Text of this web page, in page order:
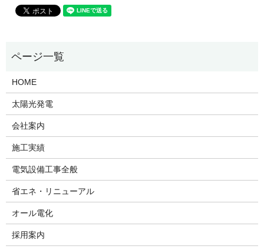
HOME
太陽光発電
会社案内
施工実績
電気設備工事全般
省エネ・リニューアル
オール電化
採用案内